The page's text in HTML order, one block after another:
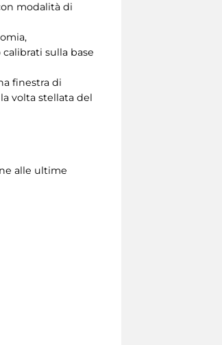
modalità di
sulla base
finestra di
volta stellata del
alle ultime